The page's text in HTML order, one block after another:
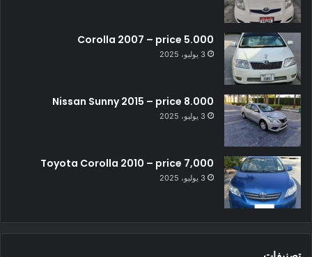
Corolla 2007 – price 5.000
3 يوليو، 2025
Nissan Sunny 2015 – price 8.000
3 يوليو، 2025
Toyota Corolla 2010 – price 7,000
3 يوليو، 2025